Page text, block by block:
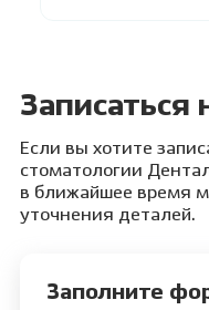
Записаться
Если вы хотите
стоматологии
в ближайшее время
уточнения деталей.
Заполните